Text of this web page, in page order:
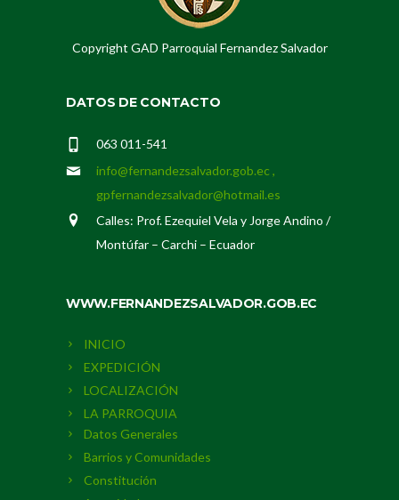
Copyright GAD Parroquial Fernandez Salvador
DATOS DE CONTACTO
063 011-541
info@fernandezsalvador.gob.ec ,
gpfernandezsalvador@hotmail.es
Calles: Prof. Ezequiel Vela y Jorge Andino /
Montúfar – Carchi – Ecuador
WWW.FERNANDEZSALVADOR.GOB.EC
INICIO
EXPEDICIÓN
LOCALIZACIÓN
LA PARROQUIA
Datos Generales
Barrios y Comunidades
Constitución